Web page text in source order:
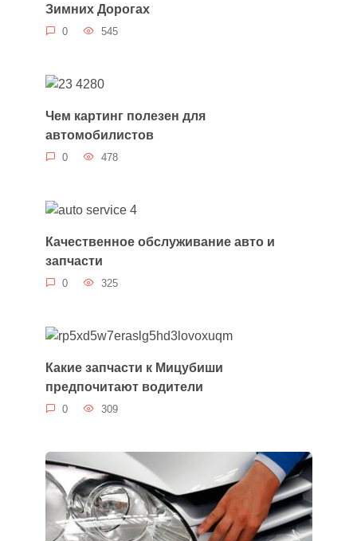
Зимних Дорогах
0 545
Чем картинг полезен для
автомобилистов
0 478
Качественное обслуживание авто и
запчасти
0 325
Какие запчасти к Мицубиши
предпочитают водители
0 309